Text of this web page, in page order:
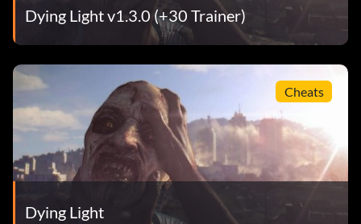
Dying Light v1.3.0 (+30 Trainer)
Cheats
Dying Light